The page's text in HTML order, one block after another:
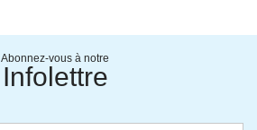
Abonnez-vous à notre
Infolettre